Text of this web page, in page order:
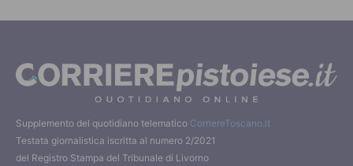
Supplemento del quotidiano telematico CorriereToscano.it
Testata giornalistica iscritta al numero 2/2021
del Registro Stampa del Tribunale di Livorno